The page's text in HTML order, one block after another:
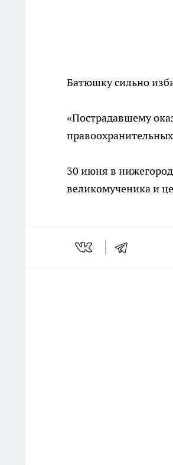
Батюшку сильно
«Пострадавшему
30 июня в
великомученика и